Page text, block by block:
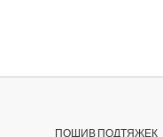
ПОШИВ ПОДТЯЖЕК